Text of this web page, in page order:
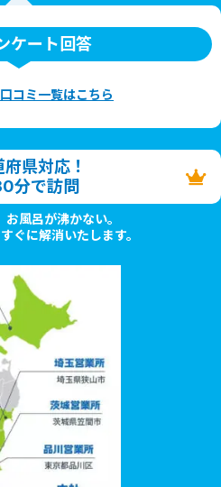
ケート回答
コミ一覧はこちら
県対応！
分で訪問
風呂が沸かない。
ぐに解消いたします。